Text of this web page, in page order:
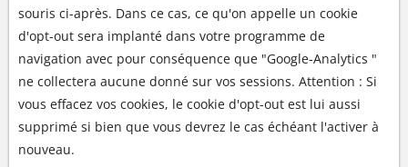
souris ci-après. Dans ce cas, ce qu'on appelle un cookie
d'opt-out sera implanté dans votre programme de
navigation avec pour conséquence que "Google-Analytics "
ne collectera aucune donné sur vos sessions. Attention : Si
vous effacez vos cookies, le cookie d'opt-out est lui aussi
supprimé si bien que vous devrez le cas échéant l'activer à
nouveau.